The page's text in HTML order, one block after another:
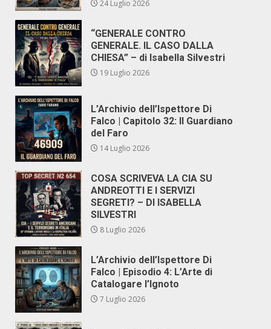
24 Luglio 2026
“GENERALE CONTRO
GENERALE. IL CASO DALLA
CHIESA” – di Isabella Silvestri
19 Luglio 2026
L’Archivio dell’Ispettore Di
Falco | Capitolo 32: Il Guardiano
del Faro
14 Luglio 2026
COSA SCRIVEVA LA CIA SU
ANDREOTTI E I SERVIZI
SEGRETI? – DI ISABELLA
SILVESTRI
8 Luglio 2026
L’Archivio dell’Ispettore Di
Falco | Episodio 4: L’Arte di
Catalogare l’Ignoto
7 Luglio 2026